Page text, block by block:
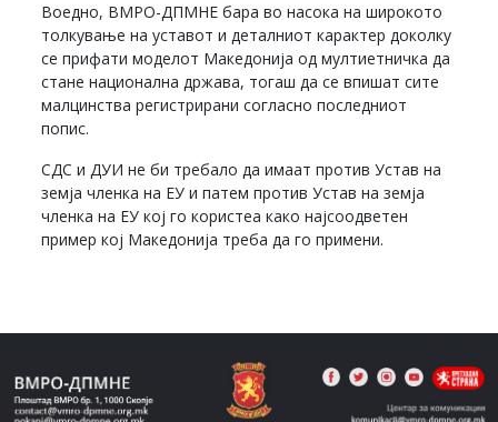
Воедно, ВМРО-ДПМНЕ бара во насока на широкото
толкување на уставот и деталниот карактер доколку
се прифати моделот Македонија од мултиетничка да
стане национална држава, тогаш да се впишат сите
малцинства регистрирани согласно последниот
попис.
СДС и ДУИ не би требало да имаат против Устав на
земја членка на ЕУ и патем против Устав на земја
членка на ЕУ кој го користеа како најсоодветен
пример кој Македонија треба да го примени.